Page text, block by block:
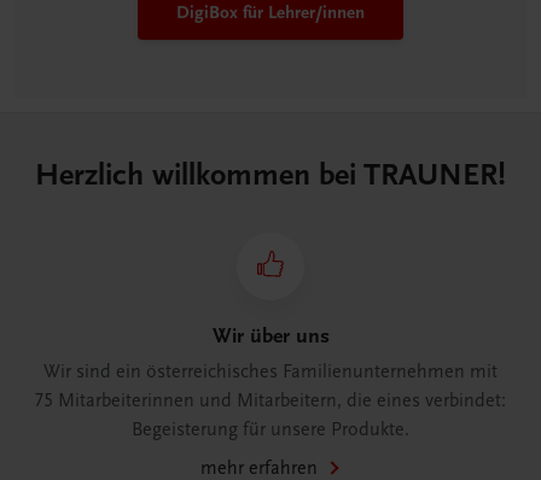
DigiBox für Lehrer/innen
Herzlich willkommen bei TRAUNER!
Wir über uns
Wir sind ein österreichisches Familienunternehmen mit
75 Mitarbeiterinnen und Mitarbeitern, die eines verbindet:
Begeisterung für unsere Produkte.
mehr erfahren